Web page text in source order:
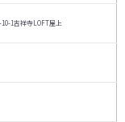
1吉祥寺LOFT屋上